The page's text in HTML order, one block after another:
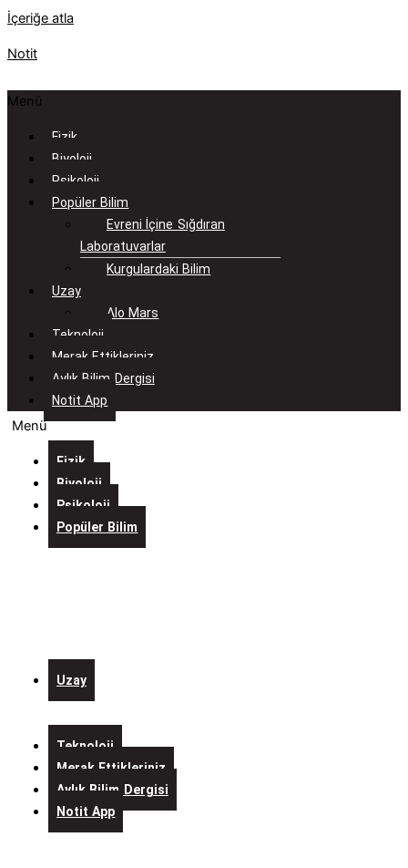
İçeriğe atla
Notit
Menü
Fizik
Biyoloji
Psikoloji
Popüler Bilim
Evreni İçine Sığdıran
Laboratuvarlar
Kurgulardaki Bilim
Uzay
Alo Mars
Teknoloji
Merak Ettikleriniz
Aylık Bilim Dergisi
Notit App
Menü
Fizik
Biyoloji
Psikoloji
Popüler Bilim
Evreni
Bilim
Uzay
Alo
Mars
Teknoloji
Merak Ettikleriniz
Aylık Bilim Dergisi
Notit App